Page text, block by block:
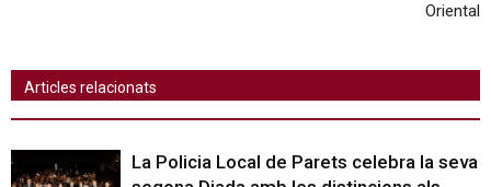
Oriental
Articles relacionats
La Policia Local de Parets celebra la seva